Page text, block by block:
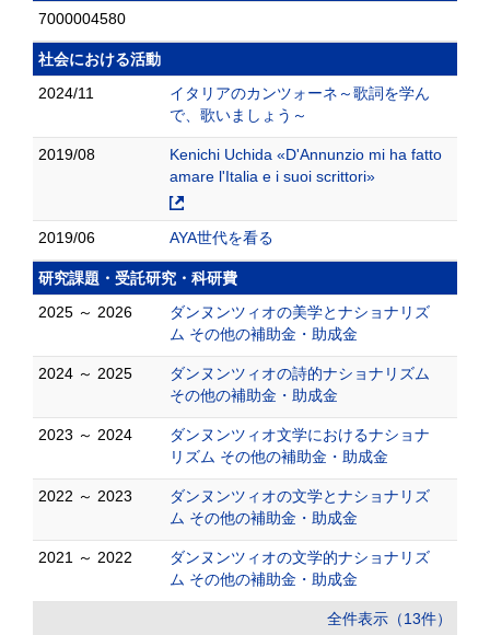
7000004580
社会における活動
2024/11
イタリアのカンツォーネ～歌詞を学ん
で、歌いましょう～
2019/08
Kenichi Uchida «D'Annunzio mi ha fatto
amare l'Italia e i suoi scrittori»
2019/06 AYA世代を看る
研究課題・受託研究・科研費
2025 ～ 2026
ダンヌンツィオの美学とナショナリズ
ム その他の補助金・助成金
2024 ～ 2025
ダンヌンツィオの詩的ナショナリズム
その他の補助金・助成金
2023 ～ 2024
ダンヌンツィオ文学におけるナショナ
リズム その他の補助金・助成金
2022 ～ 2023
ダンヌンツィオの文学とナショナリズ
ム その他の補助金・助成金
2021 ～ 2022
ダンヌンツィオの文学的ナショナリズ
ム その他の補助金・助成金
全件表示（13件）